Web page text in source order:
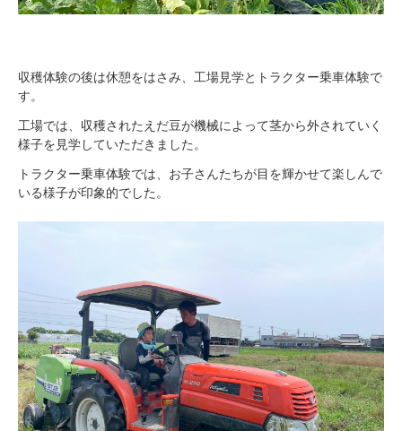
収穫体験の後は休憩をはさみ、工場見学とトラクター乗車体験で
す。
工場では、収穫されたえだ豆が機械によって茎から外されていく
様子を見学していただきました。
トラクター乗車体験では、お子さんたちが目を輝かせて楽しんで
いる様子が印象的でした。